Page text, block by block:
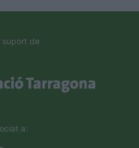
suport de
a: